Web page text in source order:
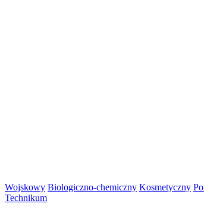
Wojskowy Biologiczno-chemiczny Kosmetyczny
Technikum